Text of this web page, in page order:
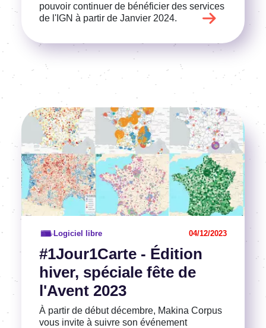
pouvoir continuer de bénéficier des services
de l'IGN à partir de Janvier 2024.
#1Jour1Carte - Édition
hiver, spéciale fête de
l'Avent 2023
Logiciel libre 04/12/2023
À partir de début décembre, Makina Corpus
vous invite à suivre son événement
Voir l'article
Image